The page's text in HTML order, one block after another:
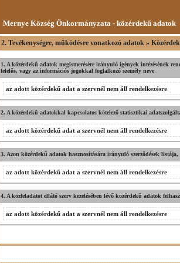
Mernye Község Önkormányzata - közérdekű adatok
2. Tevékenységre, működésre vonatkozó adatok »
1. A közérdekű adatok megismerésére irányuló igények intézésének
felelős, vagy az információs jogokkal foglalkozó személy neve
az adott közérdekű adat a szervnél nem áll rendelkezésre
2. A közérdekű adatokkal kapcsolatos kötelező statisztikai
az adott közérdekű adat a szervnél nem áll rendelkezésre
3. Azon közérdekű adatok hasznosítására irányuló szerződések
az adott közérdekű adat a szervnél nem áll rendelkezésre
4. A közfeladatot ellátó szerv kezelésében lévő közérdekű adatok
az adott közérdekű adat a szervnél nem áll rendelkezésre